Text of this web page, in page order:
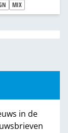
MIX
in de